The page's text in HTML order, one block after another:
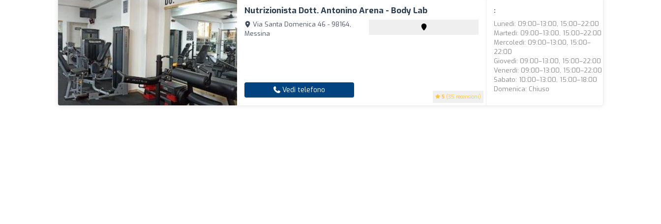
Nutrizionista Dott. Antonino Arena - Body Lab
5 (35 recensioni)
Via Santa Domenica 46 - 98164,
Messina
Vedi telefono
:
Lunedì: 09:00–13:00, 15:00–22:00
Martedì: 09:00–13:00, 15:00–22:00
Mercoledì: 09:00–13:00, 15:00–
22:00
Giovedì: 09:00–13:00, 15:00–22:00
Venerdì: 09:00–13:00, 15:00–22:00
Sabato: 10:00–13:00, 15:00–18:00
Domenica: Chiuso